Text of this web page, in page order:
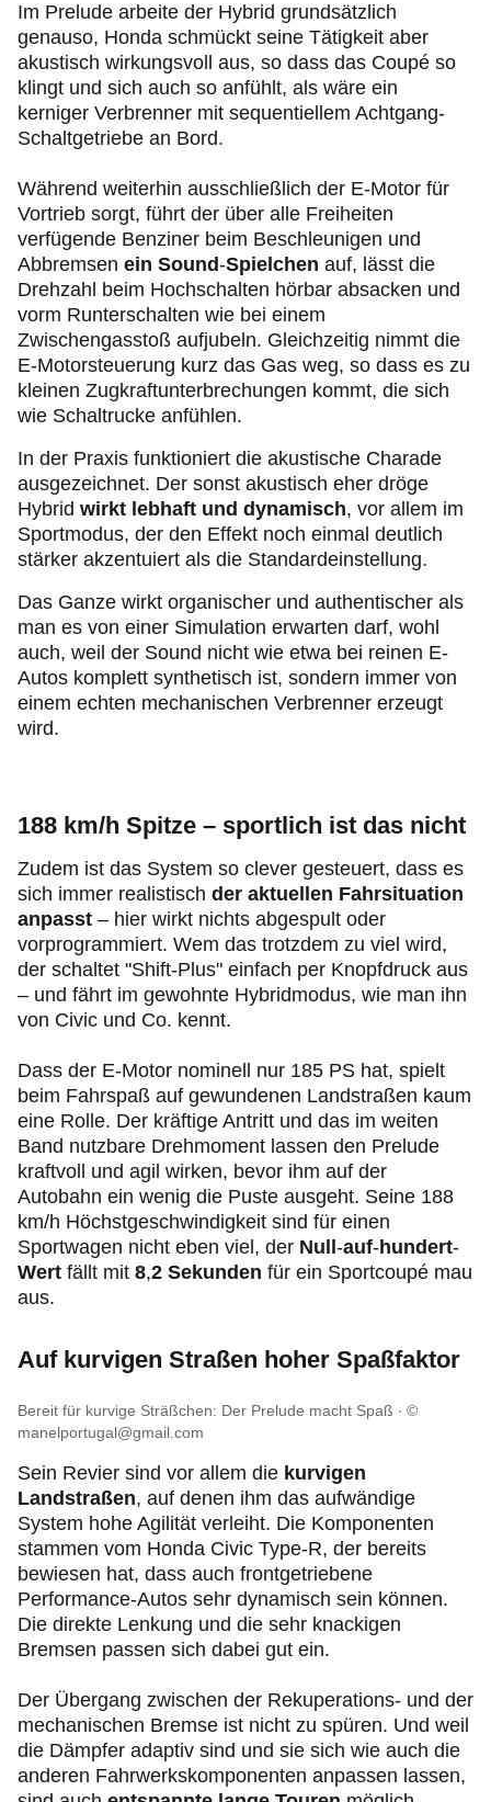
Im Prelude arbeite der Hybrid grundsätzlich
genauso, Honda schmückt seine Tätigkeit aber
akustisch wirkungsvoll aus, so dass das Coupé so
klingt und sich auch so anfühlt, als wäre ein
kerniger Verbrenner mit sequentiellem Achtgang-
Schaltgetriebe an Bord.
Während weiterhin ausschließlich der E-Motor für
Vortrieb sorgt, führt der über alle Freiheiten
verfügende Benziner beim Beschleunigen und
Abbremsen ein Sound-Spielchen auf, lässt die
Drehzahl beim Hochschalten hörbar absacken und
vorm Runterschalten wie bei einem
Zwischengasstoß aufjubeln. Gleichzeitig nimmt die
E-Motorsteuerung kurz das Gas weg, so dass es zu
kleinen Zugkraftunterbrechungen kommt, die sich
wie Schaltrucke anfühlen.
In der Praxis funktioniert die akustische Charade
ausgezeichnet. Der sonst akustisch eher dröge
Hybrid wirkt lebhaft und dynamisch, vor allem im
Sportmodus, der den Effekt noch einmal deutlich
stärker akzentuiert als die Standardeinstellung.
Das Ganze wirkt organischer und authentischer als
man es von einer Simulation erwarten darf, wohl
auch, weil der Sound nicht wie etwa bei reinen E-
Autos komplett synthetisch ist, sondern immer von
einem echten mechanischen Verbrenner erzeugt
wird.
188 km/h Spitze – sportlich ist das nicht
Zudem ist das System so clever gesteuert, dass es
sich immer realistisch der aktuellen Fahrsituation
anpasst – hier wirkt nichts abgespult oder
vorprogrammiert. Wem das trotzdem zu viel wird,
der schaltet "Shift-Plus" einfach per Knopfdruck aus
– und fährt im gewohnte Hybridmodus, wie man ihn
von Civic und Co. kennt.
Dass der E-Motor nominell nur 185 PS hat, spielt
beim Fahrspaß auf gewundenen Landstraßen kaum
eine Rolle. Der kräftige Antritt und das im weiten
Band nutzbare Drehmoment lassen den Prelude
kraftvoll und agil wirken, bevor ihm auf der
Autobahn ein wenig die Puste ausgeht. Seine 188
km/h Höchstgeschwindigkeit sind für einen
Sportwagen nicht eben viel, der Null -auf-hundert-
Wert fällt mit 8,2 Sekunden für ein Sportcoupé mau
aus.
Auf kurvigen Straßen hoher Spaßfaktor
Bereit für kurvige Sträßchen: Der Prelude macht Spaß
©
manelportugal@gmail.com
Sein Revier sind vor allem die kurvigen
Landstraßen, auf denen ihm das aufwändige
System hohe Agilität verleiht. Die Komponenten
stammen vom Honda Civic Type-R, der bereits
bewiesen hat, dass auch frontgetriebene
Performance-Autos sehr dynamisch sein können.
Die direkte Lenkung und die sehr knackigen
Bremsen passen sich dabei gut ein.
Der Übergang zwischen der Rekuperations- und der
mechanischen Bremse ist nicht zu spüren. Und weil
die Dämpfer adaptiv sind und sie sich wie auch die
anderen Fahrwerkskomponenten anpassen lassen,